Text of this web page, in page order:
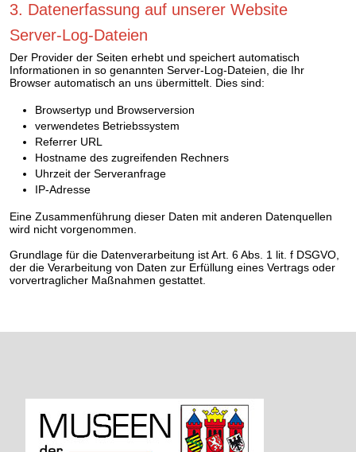
3. Datenerfassung auf unserer Website
Server-Log-Dateien
Der Provider der Seiten erhebt und speichert automatisch
Informationen in so genannten Server-Log-Dateien, die Ihr
Browser automatisch an uns übermittelt. Dies sind:
Browsertyp und Browserversion
verwendetes Betriebssystem
Referrer URL
Hostname des zugreifenden Rechners
Uhrzeit der Serveranfrage
IP-Adresse
Eine Zusammenführung dieser Daten mit anderen Datenquellen
wird nicht vorgenommen.
Grundlage für die Datenverarbeitung ist Art. 6 Abs. 1 lit. f DSGVO,
der die Verarbeitung von Daten zur Erfüllung eines Vertrags oder
vorvertraglicher Maßnahmen gestattet.